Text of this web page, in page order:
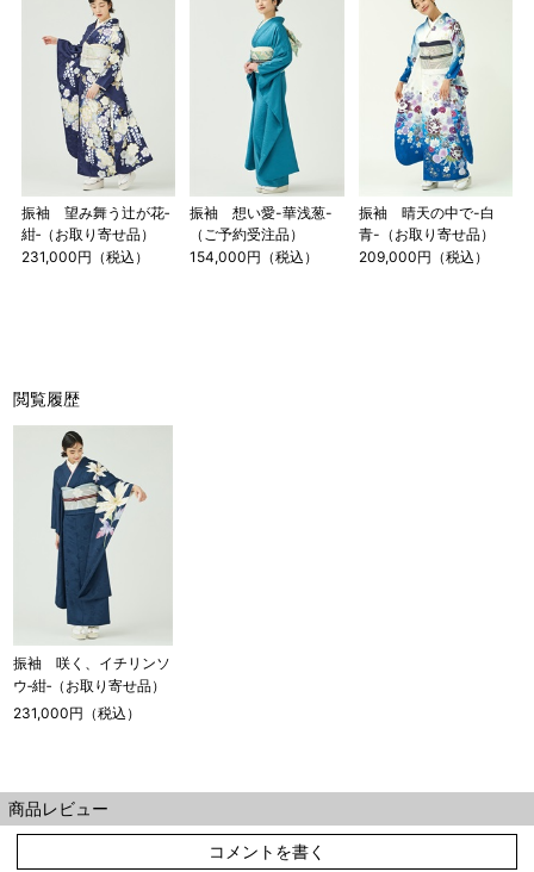
振袖 望み舞う辻が花‐
紺‐（お取り寄せ品）
231,000円（税込）
振袖 想い愛-華浅葱-
（ご予約受注品）
154,000円（税込）
振袖 晴天の中で-白
青-（お取り寄せ品）
209,000円（税込）
閲覧履歴
振袖 咲く、イチリンソ
ウ‐紺‐（お取り寄せ品）
231,000円（税込）
商品レビュー
コメントを書く